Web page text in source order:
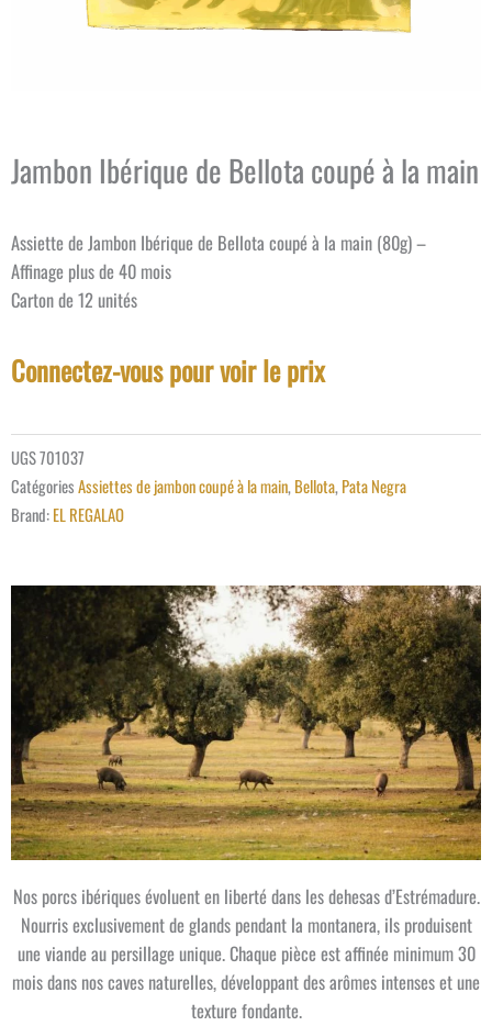
Jambon Ibérique de Bellota coupé à la main
Assiette de Jambon Ibérique de Bellota coupé à la main (80g) –
Affinage plus de 40 mois
Carton de 12 unités
Connectez-vous pour voir le prix
UGS701037
CatégoriesAssiettes de jambon coupé à la main, Bellota, Pata Negra
Brand:EL REGALAO
Nos porcs ibériques évoluent en liberté dans les dehesas d’Estrémadure.
Nourris exclusivement de glands pendant la montanera, ils produisent
une viande au persillage unique. Chaque pièce est affinée minimum 30
mois dans nos caves naturelles, développant des arômes intenses et une
texture fondante.